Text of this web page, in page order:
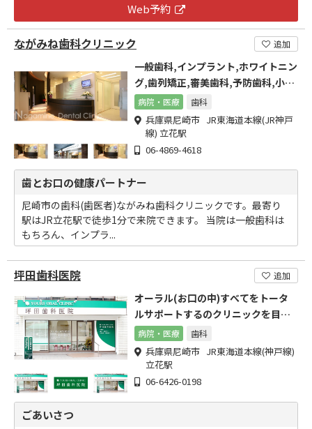
Web予約
ながみね歯科クリニック 追加
一般歯科,インプラント,ホワイトニン
グ,歯列矯正,審美歯科,予防歯科,小児
歯科,歯周病等
病院・医療 歯科
兵庫県尼崎市 JR東海道本線(JR神戸
線) 立花駅
06-4869-4618
歯とお口の健康パートナー
尼崎市の歯科(歯医者)ながみね歯科クリニックです。最寄り
駅はJR立花駅で徒歩1分で来院できます。 当院は一般歯科は
もちろん、インプラ...
坪田歯科医院 追加
オーラル(お口の中)すべてをトータ
ルサポートするのクリニックを目指
しています。
病院・医療 歯科
兵庫県尼崎市 JR東海道本線(神戸線)
立花駅
06-6426-0198
ごあいさつ